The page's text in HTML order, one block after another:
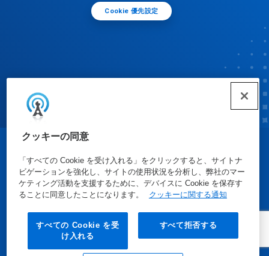
クッキーの同意
「すべての Cookie を受け入れる」をクリックすると、サイトナ
ビゲーションを強化し、サイトの使用状況を分析し、弊社のマー
ケティング活動を支援するために、デバイスに Cookie を保存す
ることに同意したことになります。
クッキーに関する通知
すべての Cookie を受
け入れる
すべて拒否する
Cookie 優先設定
© Ecolab Inc. 2025
安全データシート|プライバシーポリシー|利用規約